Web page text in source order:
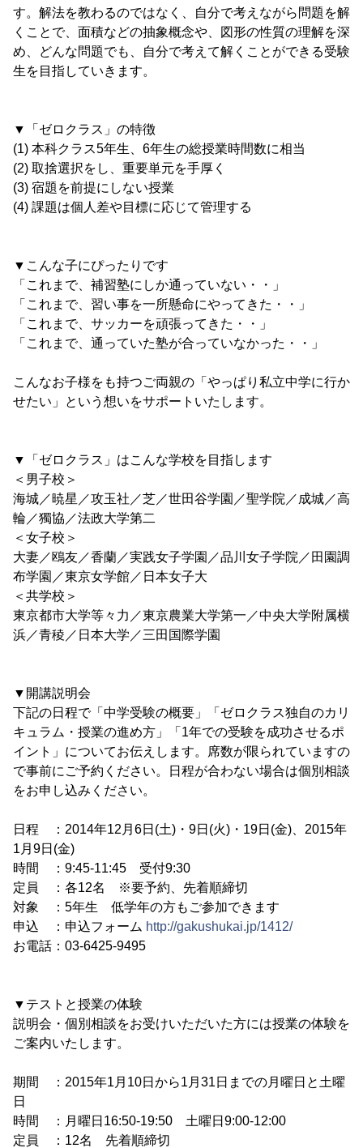
す。解法を教わるのではなく、自分で考えながら問題を解
くことで、面積などの抽象概念や、図形の性質の理解を深
め、どんな問題でも、自分で考えて解くことができる受験
生を目指していきます。
▼「ゼロクラス」の特徴
(1) 本科クラス5年生、6年生の総授業時間数に相当
(2) 取捨選択をし、重要単元を手厚く
(3) 宿題を前提にしない授業
(4) 課題は個人差や目標に応じて管理する
▼こんな子にぴったりです
「これまで、補習塾にしか通っていない・・」
「これまで、習い事を一所懸命にやってきた・・」
「これまで、サッカーを頑張ってきた・・」
「これまで、通っていた塾が合っていなかった・・」
こんなお子様をも持つご両親の「やっぱり私立中学に行か
せたい」という想いをサポートいたします。
▼「ゼロクラス」はこんな学校を目指します
＜男子校＞
海城／暁星／攻玉社／芝／世田谷学園／聖学院／成城／高
輪／獨協／法政大学第二
＜女子校＞
大妻／鴎友／香蘭／実践女子学園／品川女子学院／田園調
布学園／東京女学館／日本女子大
＜共学校＞
東京都市大学等々力／東京農業大学第一／中央大学附属横
浜／青稜／日本大学／三田国際学園
▼開講説明会
下記の日程で「中学受験の概要」「ゼロクラス独自のカリ
キュラム・授業の進め方」「1年での受験を成功させるポ
イント」についてお伝えします。席数が限られていますの
で事前にご予約ください。日程が合わない場合は個別相談
をお申し込みください。
日程 ：2014年12月6日(土)・9日(火)・19日(金)、2015年
1月9日(金)
時間 ：9:45-11:45 受付9:30
定員 ：各12名 ※要予約、先着順締切
対象 ：5年生 低学年の方もご参加できます
申込 ：申込フォーム http://gakushukai.jp/1412/
お電話：03-6425-9495
▼テストと授業の体験
説明会・個別相談をお受けいただいた方には授業の体験を
ご案内いたします。
期間 ：2015年1月10日から1月31日までの月曜日と土曜
日
時間 ：月曜日16:50-19:50 土曜日9:00-12:00
定員 ：12名 先着順締切